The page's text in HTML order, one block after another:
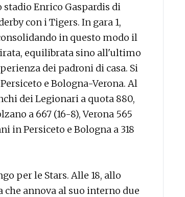
stadio Enrico Gaspardis di
con i Tigers. In gara 1,
in questo modo il
equilibrata sino all'ultimo
dei padroni di casa. Si
e Bologna-Verona. Al
dei Legionari a quota 880,
a 667 (16-8), Verona 565
in Persiceto e Bologna a 318
per le Stars. Alle 18, allo
che annova al suo interno due